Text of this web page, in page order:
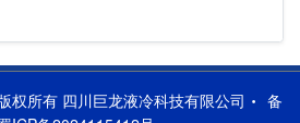
权所有 四川巨龙液冷科技有限公司
备